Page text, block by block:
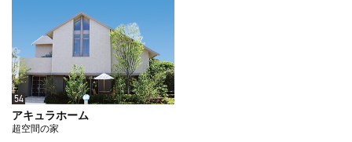
54
アキュラホーム
超空間の家